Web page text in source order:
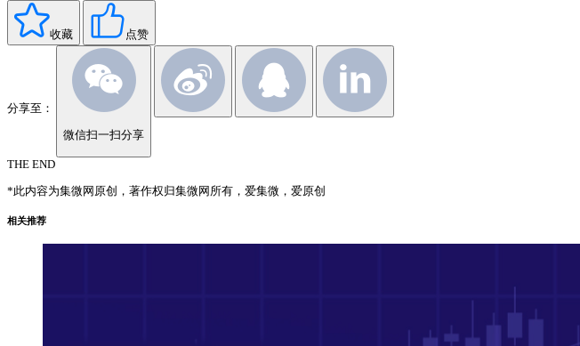
收藏 点赞
分享至：
微信扫一扫分享
THE END
*此内容为集微网原创，著作权归集微网所有，爱集微，爱原创
相关推荐